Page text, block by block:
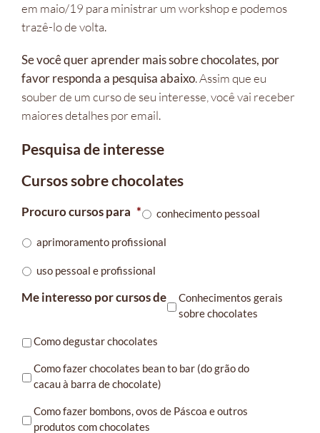
em maio/19 para ministrar um workshop e podemos
trazê-lo de volta.
Se você quer aprender mais sobre chocolates, por
favor responda a pesquisa abaixo. Assim que eu
souber de um curso de seu interesse, você vai receber
maiores detalhes por email.
Pesquisa de interesse
Cursos sobre chocolates
Procuro cursos para * conhecimento pessoal
aprimoramento profissional
uso pessoal e profissional
Me interesso por cursos de
Conhecimentos gerais
sobre chocolates
Como degustar chocolates
Como fazer chocolates bean to bar (do grão do
cacau à barra de chocolate)
Como fazer bombons, ovos de Páscoa e outros
produtos com chocolates